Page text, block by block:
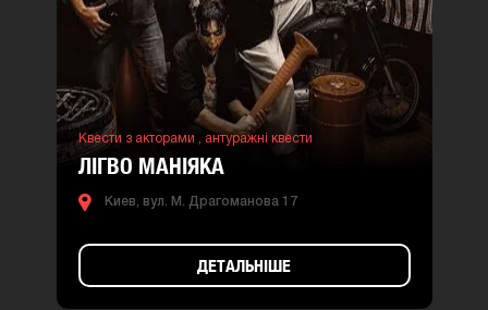
Квести з акторами , антуражні квести
ЛІГВО МАНІЯКА
Киев, вул. М. Драгоманова 17
ДЕТАЛЬНІШЕ